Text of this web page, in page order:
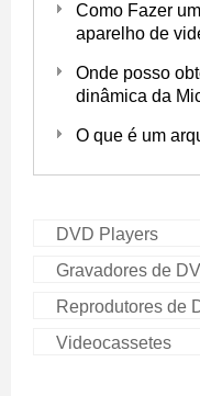
Como Fazer
aparelho de
Onde posso
dinâmica da
O que é um
DVD Players
Gravadores de
Reprodutores de
Videocassetes